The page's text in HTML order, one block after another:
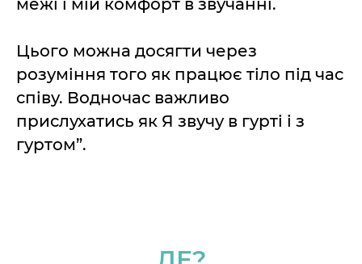
межі і мій комфорт в звучанні.
Цього можна досягти через
розуміння того як працює тіло під час
співу. Водночас важливо
прислухатись як Я звучу в гурті і з
гуртом”.